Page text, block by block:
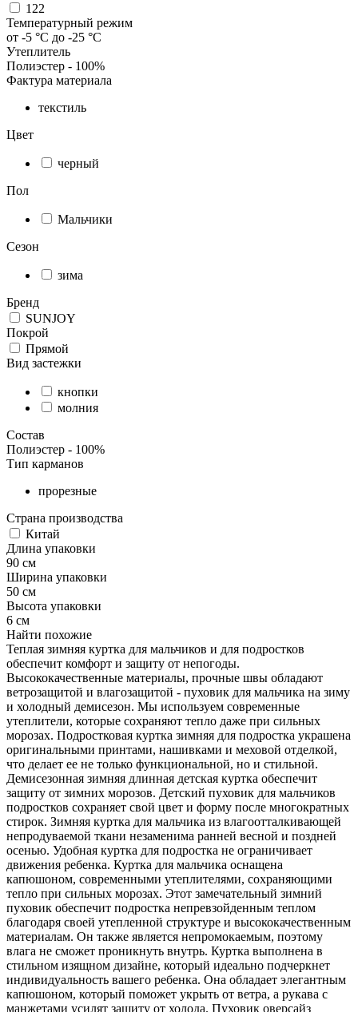
122
Температурный режим
от -5 °C до -25 °C
Утеплитель
Полиэстер - 100%
Фактура материала
текстиль
Цвет
черный
Пол
Мальчики
Сезон
зима
Бренд
SUNJOY
Покрой
Прямой
Вид застежки
кнопки
молния
Состав
Полиэстер - 100%
Тип карманов
прорезные
Страна производства
Китай
Длина упаковки
90 см
Ширина упаковки
50 см
Высота упаковки
6 см
Найти похожие
Теплая зимняя куртка для мальчиков и для подростков
обеспечит комфорт и защиту от непогоды.
Высококачественные материалы, прочные швы обладают
ветрозащитой и влагозащитой - пуховик для мальчика на зиму
и холодный демисезон. Мы используем современные
утеплители, которые сохраняют тепло даже при сильных
морозах. Подростковая куртка зимняя для подростка украшена
оригинальными принтами, нашивками и меховой отделкой,
что делает ее не только функциональной, но и стильной.
Демисезонная зимняя длинная детская куртка обеспечит
защиту от зимних морозов. Детский пуховик для мальчиков
подростков сохраняет свой цвет и форму после многократных
стирок. Зимняя куртка для мальчика из влагоотталкивающей
непродуваемой ткани незаменима ранней весной и поздней
осенью. Удобная куртка для подростка не ограничивает
движения ребенка. Куртка для мальчика оснащена
капюшоном, современными утеплителями, сохраняющими
тепло при сильных морозах. Этот замечательный зимний
пуховик обеспечит подростка непревзойденным теплом
благодаря своей утепленной структуре и высококачественным
материалам. Он также является непромокаемым, поэтому
влага не сможет проникнуть внутрь. Куртка выполнена в
стильном изящном дизайне, который идеально подчеркнет
индивидуальность вашего ребенка. Она обладает элегантным
капюшоном, который поможет укрыть от ветра, а рукава с
манжетами усилят защиту от холода. Пуховик оверсайз